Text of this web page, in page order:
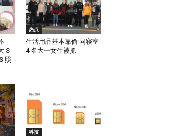
S
照
热点
生活用品基本靠偷 同寝室
4 名大一女生被抓
科技